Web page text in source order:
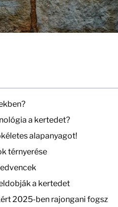
a kertedet?
alapanyagot!
térnyerése
a kertedet
2025-ben rajongani fogsz